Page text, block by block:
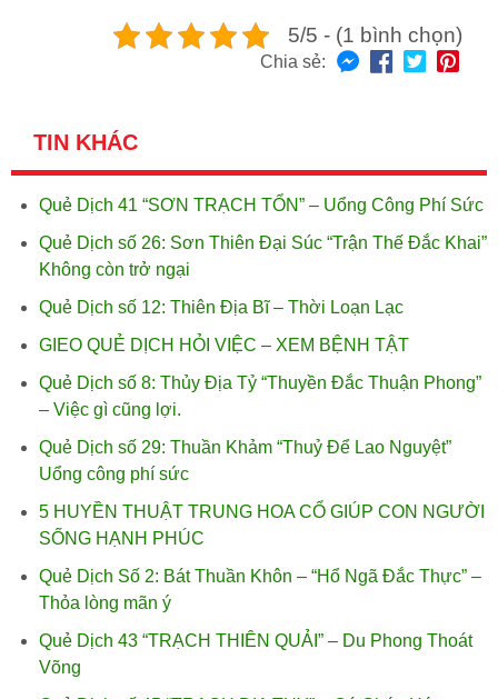
5/5 - (1 bình chọn)
Chia sẻ:
TIN KHÁC
Quẻ Dịch 41 “SƠN TRẠCH TỔN” – Uổng Công Phí Sức
Quẻ Dịch số 26: Sơn Thiên Đại Súc “Trận Thế Đắc Khai”
Không còn trở ngại
Quẻ Dịch số 12: Thiên Địa Bĩ – Thời Loạn Lạc
GIEO QUẺ DỊCH HỎI VIỆC – XEM BỆNH TẬT
Quẻ Dịch số 8: Thủy Địa Tỷ “Thuyền Đắc Thuận Phong”
– Việc gì cũng lợi.
Quẻ Dịch số 29: Thuần Khảm “Thuỷ Để Lao Nguyệt”
Uổng công phí sức
5 HUYỀN THUẬT TRUNG HOA CỔ GIÚP CON NGƯỜI
SỐNG HẠNH PHÚC
Quẻ Dịch Số 2: Bát Thuần Khôn – “Hổ Ngã Đắc Thực” –
Thỏa lòng mãn ý
Quẻ Dịch 43 “TRẠCH THIÊN QUẢI” – Du Phong Thoát
Võng